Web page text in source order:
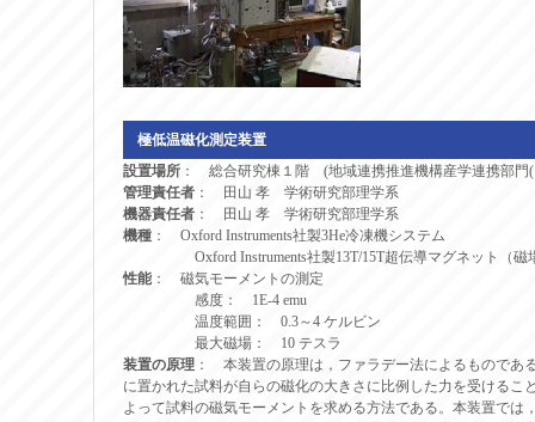
極低温磁化測定装置
設置場所： 総合研究棟１階 (地域連携推進機構産学連携部門
管理責任者： 田山 孝 学術研究部理学系
機器責任者： 田山 孝 学術研究部理学系
機種： Oxford Instruments社製3He冷凍機システム
Oxford Instruments社製13T/15T超伝導マグネット（磁
性能： 磁気モーメントの測定
感度： 1E-4 emu
温度範囲： 0.3～4 ケルビン
最大磁場： 10 テスラ
装置の原理： 本装置の原理は，ファラデー法によるものであ
に置かれた試料が自らの磁化の大きさに比例した力を受けるこ
よって試料の磁気モーメントを求める方法である。本装置では